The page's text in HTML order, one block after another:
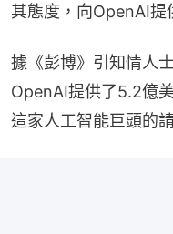
其態度，向OpenAI提
據《彭博》引知情人
OpenAI提供了5.2億
這家人工智能巨頭的